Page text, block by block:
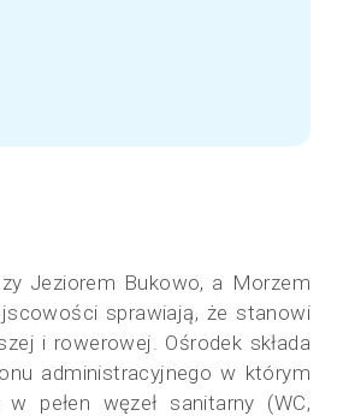
Jeziorem Bukowo, a Morzem
sprawiają, że stanowi
i rowerowej. Ośrodek składa
administracyjnego w którym
pełen węzeł sanitarny (WC,